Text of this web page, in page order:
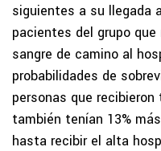
siguientes a su llegada
pacientes del grupo
sangre de camino al
probabilidades de
personas que
también tenían 13%
hasta recibir el alta